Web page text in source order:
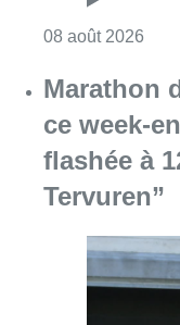
08 août 2026
Marathon
ce week-
flashée à
Tervuren”